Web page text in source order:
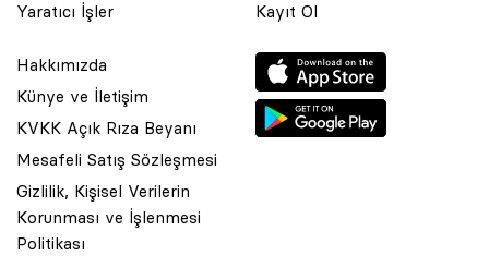
Yaratıcı İşler
Kayıt Ol
Hakkımızda
Künye ve İletişim
KVKK Açık Rıza Beyanı
Mesafeli Satış Sözleşmesi
Gizlilik, Kişisel Verilerin
Korunması ve İşlenmesi
Politikası
© 2001 Rota Yayın Yapım Tanıtım Tic. Ltd. Şti. Bu Sitede Bulunan